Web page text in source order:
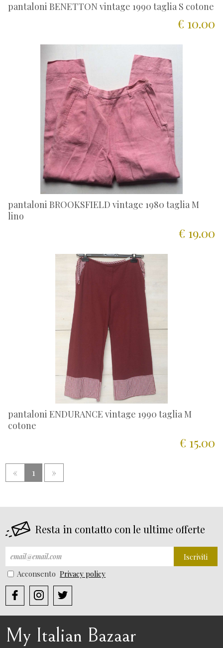
pantaloni BENETTON vintage 1990 taglia S cotone
€ 10.00
pantaloni BROOKSFIELD vintage 1980 taglia M
lino
€ 19.00
pantaloni ENDURANCE vintage 1990 taglia M
cotone
€ 15.00
« 1 »
Resta in contatto con le ultime offerte
Iscriviti
Acconsento Privacy policy
My Italian Bazaar